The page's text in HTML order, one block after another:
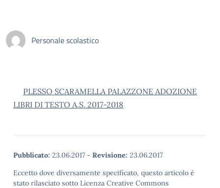
Personale scolastico
PLESSO SCARAMELLA PALAZZONE ADOZIONE
LIBRI DI TESTO A.S. 2017-2018
Pubblicato: 23.06.2017 - Revisione: 23.06.2017
Eccetto dove diversamente specificato, questo articolo è
stato rilasciato sotto Licenza Creative Commons